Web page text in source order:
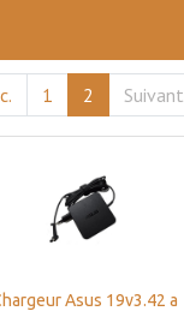
1 2 Suivant
Asus 19v3.42 a